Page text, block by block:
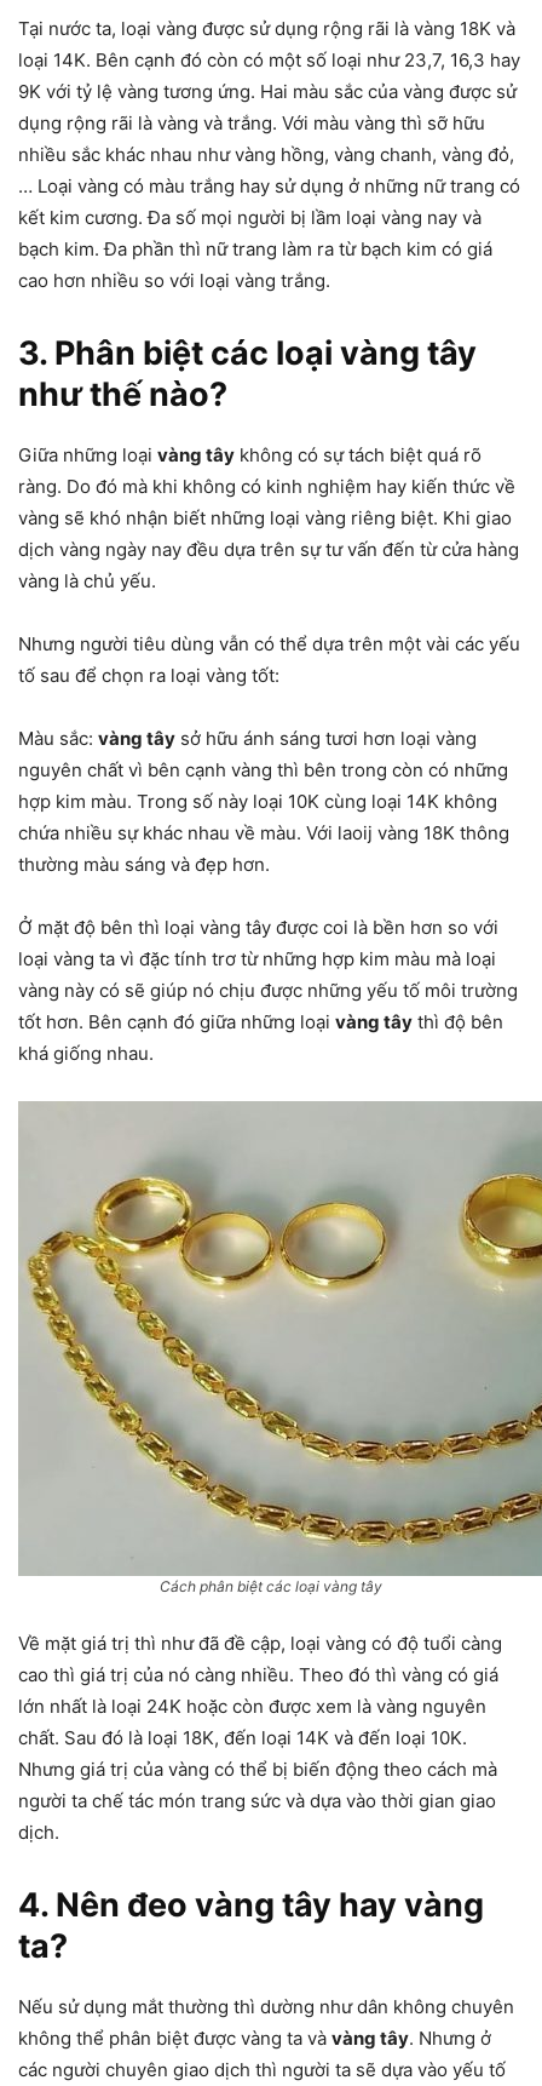
Tại nước ta, loại vàng được sử dụng rộng rãi là vàng 18K và
loại 14K. Bên cạnh đó còn có một số loại như 23,7, 16,3 hay
9K với tỷ lệ vàng tương ứng. Hai màu sắc của vàng được sử
dụng rộng rãi là vàng và trắng. Với màu vàng thì sỡ hữu
nhiều sắc khác nhau như vàng hồng, vàng chanh, vàng đỏ,
… Loại vàng có màu trắng hay sử dụng ở những nữ trang có
kết kim cương. Đa số mọi người bị lầm loại vàng nay và
bạch kim. Đa phần thì nữ trang làm ra từ bạch kim có giá
cao hơn nhiều so với loại vàng trắng.
3. Phân biệt các loại vàng tây
như thế nào?
Giữa những loại vàng tây không có sự tách biệt quá rõ
ràng. Do đó mà khi không có kinh nghiệm hay kiến thức về
vàng sẽ khó nhận biết những loại vàng riêng biệt. Khi giao
dịch vàng ngày nay đều dựa trên sự tư vấn đến từ cửa hàng
vàng là chủ yếu.
Nhưng người tiêu dùng vẫn có thể dựa trên một vài các yếu
tố sau để chọn ra loại vàng tốt:
Màu sắc: vàng tây sở hữu ánh sáng tươi hơn loại vàng
nguyên chất vì bên cạnh vàng thì bên trong còn có những
hợp kim màu. Trong số này loại 10K cùng loại 14K không
chứa nhiều sự khác nhau về màu. Với laoij vàng 18K thông
thường màu sáng và đẹp hơn.
Ở mặt độ bên thì loại vàng tây được coi là bền hơn so với
loại vàng ta vì đặc tính trơ từ những hợp kim màu mà loại
vàng này có sẽ giúp nó chịu được những yếu tố môi trường
tốt hơn. Bên cạnh đó giữa những loại vàng tây thì độ bên
khá giống nhau.
Cách phân biệt các loại vàng tây
Về mặt giá trị thì như đã đề cập, loại vàng có độ tuổi càng
cao thì giá trị của nó càng nhiều. Theo đó thì vàng có giá
lớn nhất là loại 24K hoặc còn được xem là vàng nguyên
chất. Sau đó là loại 18K, đến loại 14K và đến loại 10K.
Nhưng giá trị của vàng có thể bị biến động theo cách mà
người ta chế tác món trang sức và dựa vào thời gian giao
dịch.
4. Nên đeo vàng tây hay vàng
ta?
Nếu sử dụng mắt thường thì dường như dân không chuyên
không thể phân biệt được vàng ta và vàng tây. Nhưng ở
các người chuyên giao dịch thì người ta sẽ dựa vào yếu tố